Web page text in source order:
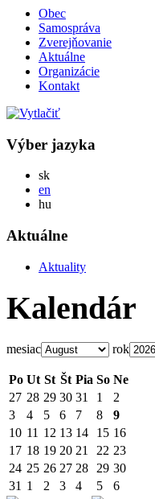
Obec
Samospráva
Zverejňovanie
Aktuálne
Organizácie
Kontakt
Výber jazyka
skSlovensky
en
hu
Aktuálne
Aktuality
Kalendár
mesiac rok
Po Ut St Št Pia So Ne
27 28 29 30 31 1
2
3
4 5 6 7 8
9
10 11 12 13 14 15 16
17 18 19 20 21 22 23
24 25 26 27 28 29 30
31 1 2 3 4 5 6